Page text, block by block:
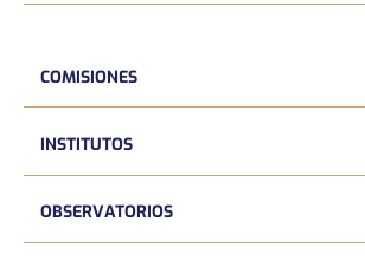
COMISIONES
INSTITUTOS
OBSERVATORIOS